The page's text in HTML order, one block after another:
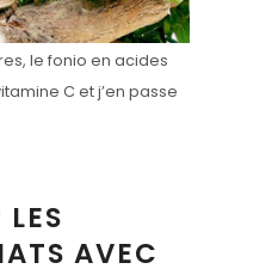
le fonio en acides
C et j’en passe
AVEC